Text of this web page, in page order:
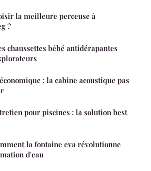
la meilleure perceuse à
?
chaussettes bébé antidérapantes
: la cabine acoustique pas
pour piscines : la solution best
la fontaine eva révolutionne
d'eau